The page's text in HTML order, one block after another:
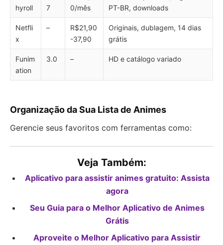
hyroll
7
0/mês
PT-BR, downloads
Netfli
x
–
R$21,90
-37,90
Originais, dublagem, 14 dias
grátis
Funim
ation
3.0 – HD e catálogo variado
Organização da Sua Lista de Animes
Gerencie seus favoritos com ferramentas como:
Veja Também:
Aplicativo para assistir animes gratuito: Assista
agora
Seu Guia para o Melhor Aplicativo de Animes
Grátis
Aproveite o Melhor Aplicativo para Assistir